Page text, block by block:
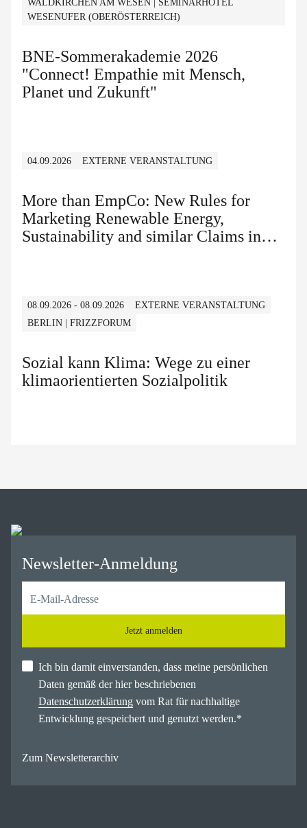
WALDKIRCHEN AM WESEN | SEMINARHOTEL
WESENUFER (OBERÖSTERREICH)
BNE-Sommerakademie 2026
"Connect! Empathie mit Mensch,
Planet und Zukunft"
04.09.2026 EXTERNE VERANSTALTUNG
More than EmpCo: New Rules for
Marketing Renewable Energy,
Sustainability and similar Claims in
08.09.2026 - 08.09.2026
EXTERNE VERANSTALTUNG
BERLIN | FRIZZFORUM
Sozial kann Klima: Wege zu einer
klimaorientierten Sozialpolitik
Newsletter-Anmeldung
Jetzt anmelden
Ich bin damit einverstanden, dass meine persönlichen
Daten gemäß der hier beschriebenen
Datenschutzerklärung vom Rat für nachhaltige
Entwicklung gespeichert und genutzt werden.*
Zum Newsletterarchiv